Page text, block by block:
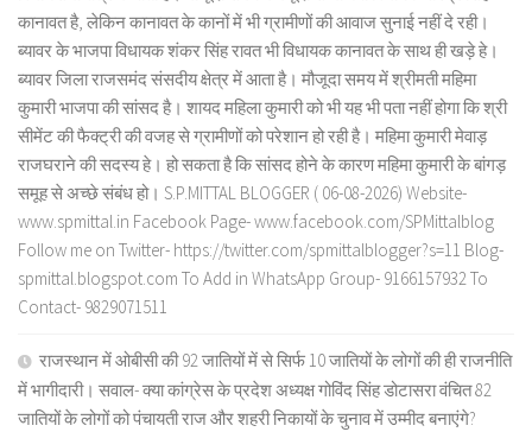
कानावत है, लेकिन कानावत के कानों में भी ग्रामीणों की आवाज सुनाई नहीं दे रही।
ब्यावर के भाजपा विधायक शंकर सिंह रावत भी विधायक कानावत के साथ ही खड़े हे।
ब्यावर जिला राजसमंद संसदीय क्षेत्र में आता है। मौजूदा समय में श्रीमती महिमा
कुमारी भाजपा की सांसद है। शायद महिला कुमारी को भी यह भी पता नहीं होगा कि श्री
सीमेंट की फैक्ट्री की वजह से ग्रामीणों को परेशान हो रही है। महिमा कुमारी मेवाड़
राजघराने की सदस्य हे। हो सकता है कि सांसद होने के कारण महिमा कुमारी के बांगड़
समूह से अच्छे संबंध हो। S.P.MITTAL BLOGGER ( 06-08-2026) Website-
www.spmittal.in Facebook Page- www.facebook.com/SPMittalblog
Follow me on Twitter- https://twitter.com/spmittalblogger?s=11 Blog-
spmittal.blogspot.com To Add in WhatsApp Group- 9166157932 To
Contact- 9829071511
राजस्थान में ओबीसी की 92 जातियों में से सिर्फ 10 जातियों के लोगों की ही राजनीति
में भागीदारी। सवाल- क्या कांग्रेस के प्रदेश अध्यक्ष गोविंद सिंह डोटासरा वंचित 82
जातियों के लोगों को पंचायती राज और शहरी निकायों के चुनाव में उम्मीद बनाएंगे?